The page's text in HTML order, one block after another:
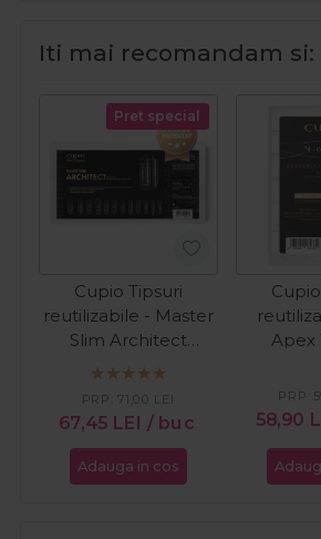
Iti mai recomandam si:
Pret special
Cupio Tipsuri
reutilizabile - Master
Slim Architect
240buc
67,45 LEI / buc
PRP: 71,00 LEI
Adauga in cos
Apex
58,90
PRP: